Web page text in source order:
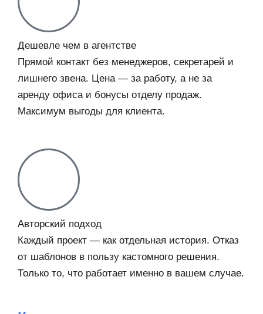
Дешевле чем в агентстве
Прямой контакт без менеджеров, секретарей и
лишнего звена. Цена — за работу, а не за
аренду офиса и бонусы отделу продаж.
Максимум выгоды для клиента.
Авторский подход
Каждый проект — как отдельная история. Отказ
от шаблонов в пользу кастомного решения.
Только то, что работает именно в вашем случае.